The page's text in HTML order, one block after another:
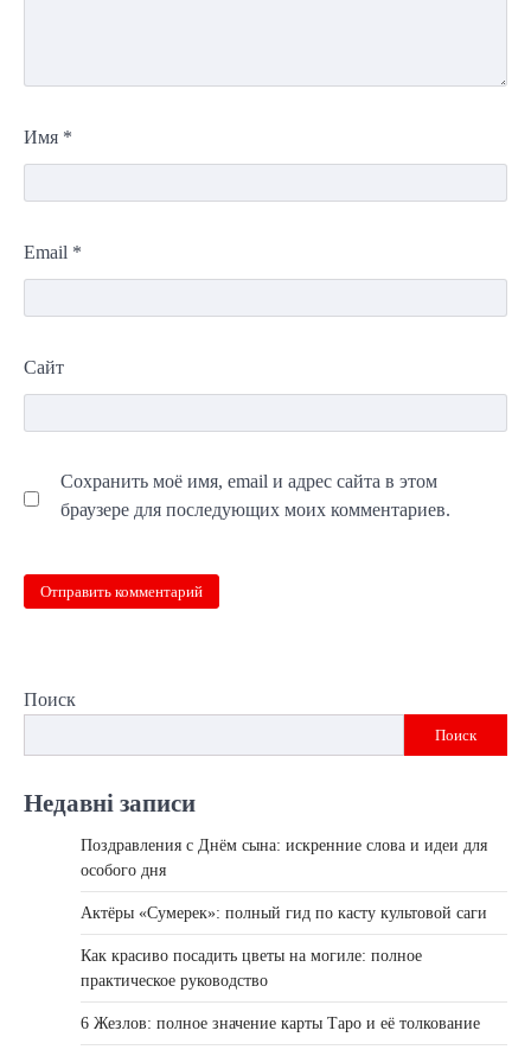
Имя *
Email *
Сайт
Сохранить моё имя, email и адрес сайта в этом
браузере для последующих моих комментариев.
Поиск
Поиск
Недавні записи
Поздравления с Днём сына: искренние слова и идеи для
особого дня
Актёры «Сумерек»: полный гид по касту культовой саги
Как красиво посадить цветы на могиле: полное
практическое руководство
6 Жезлов: полное значение карты Таро и её толкование